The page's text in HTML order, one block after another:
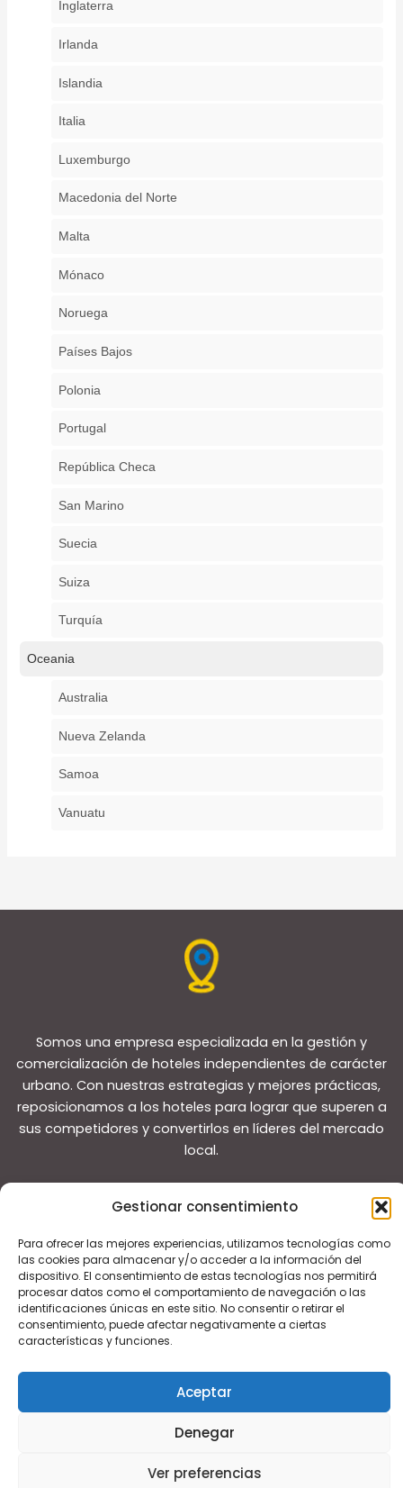
Gestionar consentimiento
Para ofrecer las mejores experiencias, utilizamos tecnologías como
las cookies para almacenar y/o acceder a la información del
dispositivo. El consentimiento de estas tecnologías nos permitirá
procesar datos como el comportamiento de navegación o las
identificaciones únicas en este sitio. No consentir o retirar el
consentimiento, puede afectar negativamente a ciertas
características y funciones.
Aceptar
Denegar
Ver preferencias
Inglaterra
Irlanda
Islandia
Italia
Luxemburgo
Macedonia del Norte
Malta
Mónaco
Noruega
Países Bajos
Polonia
Portugal
República Checa
San Marino
Suecia
Suiza
Turquía
Oceania
Australia
Nueva Zelanda
Samoa
Vanuatu
Somos una empresa especializada en la gestión y
comercialización de hoteles independientes de carácter
urbano. Con nuestras estrategias y mejores prácticas,
reposicionamos a los hoteles para lograr que superen a
sus competidores y convertirlos en líderes del mercado
local.
Copyright © 2026 Guías de viaje